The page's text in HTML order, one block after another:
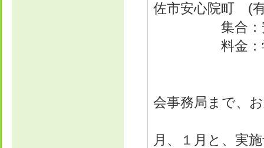
佐市安心院町 (
集合：安
料金：学
会事務局まで、
月、１月と、実